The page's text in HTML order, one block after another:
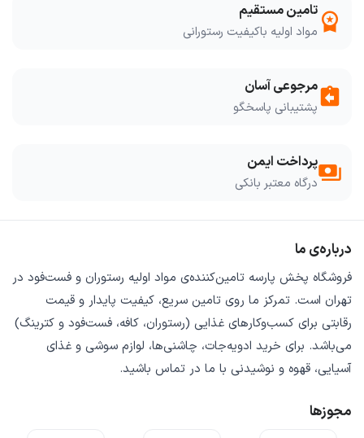
workspace_premium تامین مستقیم
مواد اولیه باکیفیت رستورانی
assignment_returnمرجوعی آسان
پشتیبانی پاسخگو
paymentsپرداخت ایمن
درگاه معتبر بانکی
درباره‌ی ما
فروشگاه پخش پارسه تامین‌کننده‌ی مواد اولیه رستوران و فست‌فود در
تهران است. تمرکز ما روی تامین سریع، کیفیت پایدار و قیمت
رقابتی برای کسب‌وکارهای غذایی (رستوران، کافه، فست‌فود و کترینگ)
می‌باشد. برای خرید ادویه‌جات، چاشنی‌ها، لوازم سوشی و غذای
آسیایی، قهوه و نوشیدنی با ما در تماس باشید.
مجوزها